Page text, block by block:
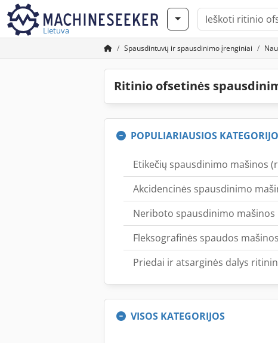
Lietuva
Spausdintuvų ir spausdinimo įrenginiai
Ritinio ofsetinės
POPULIARIAUSIOS
Etikečių spausdinimo mašinos
Akcidencinės spausdinimo
Neriboto spausdinimo mašinos
Fleksografinės spaudos
Priedai ir atsarginės dalys
VISOS KATEGORIJOS